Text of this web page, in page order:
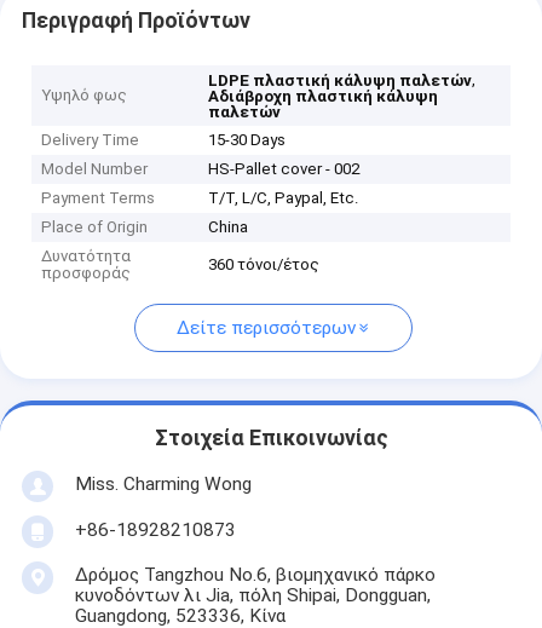
Περιγραφή Προϊόντων
Υψηλό φως
LDPE πλαστική κάλυψη παλετών,
Αδιάβροχη πλαστική κάλυψη
παλετών
Delivery Time
15-30 Days
Model Number
HS-Pallet cover - 002
Payment Terms
T/T, L/C, Paypal, Etc.
Place of Origin
China
Δυνατότητα
προσφοράς
360 τόνοι/έτος
Δείτε περισσότερων
Στοιχεία Επικοινωνίας
Miss. Charming Wong
+86-18928210873
Δρόμος Tangzhou No.6, βιομηχανικό πάρκο
κυνοδόντων λι Jia, πόλη Shipai, Dongguan,
Guangdong, 523336, Κίνα